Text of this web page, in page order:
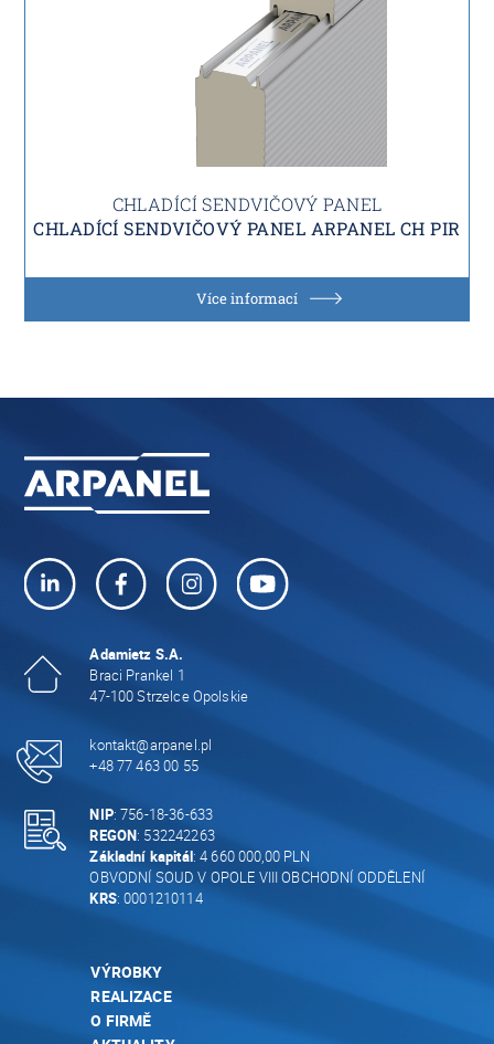
CHLADÍCÍ SENDVIČOVÝ PANEL
CHLADÍCÍ SENDVIČOVÝ PANEL ARPANEL CH PIR
Více informací
Adamietz S.A.
Braci Prankel 1
47-100 Strzelce Opolskie
kontakt@arpanel.pl
+48 77 463 00 55
NIP: 756-18-36-633
REGON: 532242263
Základní kapitál: 4 660 000,00 PLN
OBVODNÍ SOUD V OPOLE VIII OBCHODNÍ ODDĚLENÍ
KRS: 0001210114
VÝROBKY
REALIZACE
O FIRMĚ